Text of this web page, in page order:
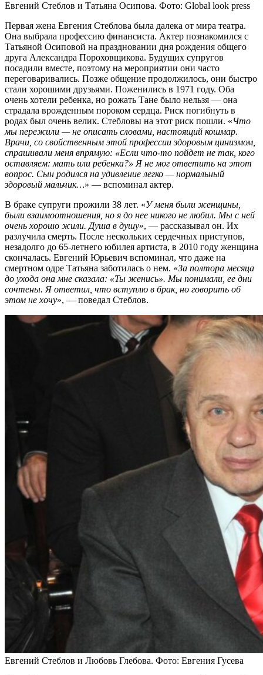
Евгений Стеблов и Татьяна Осипова. Фото: Global look press
Первая жена Евгения Стеблова была далека от мира театра.
Она выбрала профессию финансиста. Актер познакомился с
Татьяной Осиповой на праздновании дня рождения общего
друга Александра Пороховщикова. Будущих супругов
посадили вместе, поэтому на мероприятии они часто
переговаривались. Позже общение продолжилось, они быстро
стали хорошими друзьями. Поженились в 1971 году. Оба
очень хотели ребенка, но рожать Тане было нельзя — она
страдала врожденным пороком сердца. Риск погибнуть в
родах был очень велик. Стебловы на этот риск пошли. «Что
мы пережили — не описать словами, настоящий кошмар.
Врачи, со свойственным этой профессии здоровым цинизмом,
спрашивали меня впрямую: «Если что-то пойдет не так, кого
оставляем: мать или ребенка?» Я не мог ответить на этот
вопрос. Сын родился на удивление легко — нормальный
здоровый мальчик…» — вспоминал актер.
В браке супруги прожили 38 лет. «У меня были женщины,
были взаимоотношения, но я до нее никого не любил. Мы с ней
очень хорошо жили. Душа в душу», — рассказывал он. Их
разлучила смерть. После нескольких сердечных приступов,
незадолго до 65-летнего юбилея артиста, в 2010 году женщина
скончалась. Евгений Юрьевич вспоминал, что даже на
смертном одре Татьяна заботилась о нем. «За полтора месяца
до ухода она мне сказала: «Ты женись». Мы понимали, ее дни
сочтены. Я ответил, что вступлю в брак, но говорить об
этом не хочу», — поведал Стеблов.
Евгений Стеблов и Любовь Глебова. Фото: Евгения Гусева